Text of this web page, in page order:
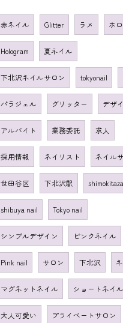
赤ネイル Glitter ラメ ホ
Hologram 夏ネイル
下北沢ネイルサロン tokyonail
パラジェル グリッター デザ
アルバイト 業務委託 求人
採用情報 ネイリスト ネイル
世田谷区 下北沢駅
shibuya nail Tokyo nail
シンプルデザイン ピンクネイル
Pink nail サロン 下北沢
マグネットネイル ショートネイル
大人可愛い プライベートサロン